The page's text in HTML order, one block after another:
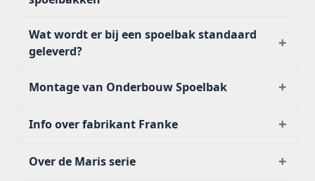
Wat wordt er bij een spoelbak standaard
geleverd?
+
Montage van Onderbouw Spoelbak +
Info over fabrikant Franke +
Over de Maris serie +